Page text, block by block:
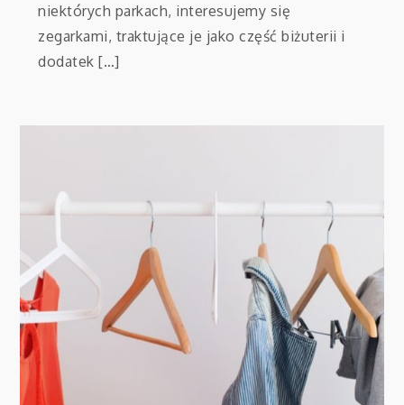
niektórych parkach, interesujemy się
zegarkami, traktujące je jako część biżuterii i
dodatek […]